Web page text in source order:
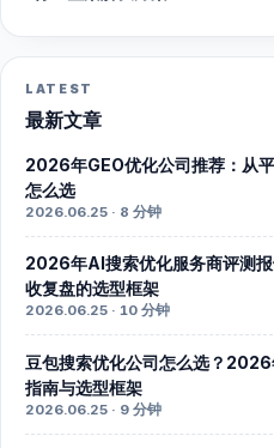
LATEST
最新文章
2026年GEO优化公司推荐：从
怎么选
2026.06.25 · 8 分钟
2026年AI搜索优化服务商评测
收复盘的选型框架
2026.06.25 · 10 分钟
豆包搜索优化公司怎么选？
指南与选型框架
2026.06.25 · 9 分钟